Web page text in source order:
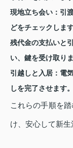
現地立ち会い ：引
どをチェックします
残代金の支払いと
い、鍵を受け取りま
引越しと入居 ：電
しを完了させます。
これらの手順を
け、安心して新生